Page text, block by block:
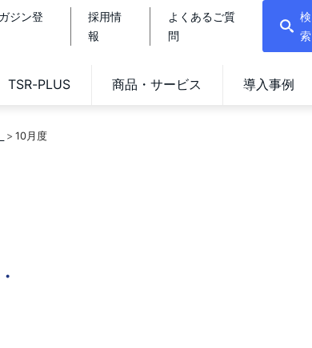
ジン登
採用情
報
よくあるご質
問
検
索
TSR-PLUS 商品・サービス 導入事例
10月度